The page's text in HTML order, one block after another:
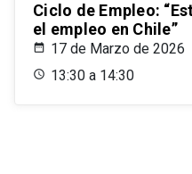
Ciclo de Empleo:
el empleo en Chile”
17 de Marzo de 2026
13:30 a 14:30